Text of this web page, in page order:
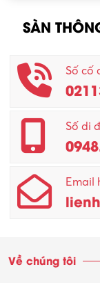
SÀN
Số cố
Số di
Email
Về chúng tôi